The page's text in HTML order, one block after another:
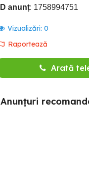
ID anunț: 1758994751
Vizualizări: 0
Raportează
Arată
Anunțuri